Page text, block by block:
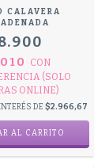
CALAVERA
CON
(SOLO
ONLINE)
DE $2.966,67